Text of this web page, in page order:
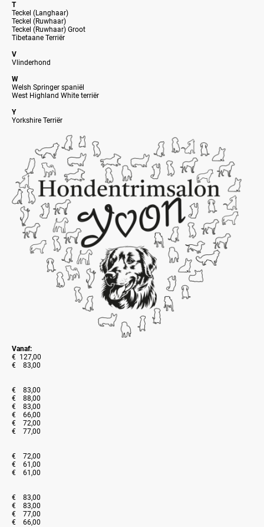
T
Teckel (Langhaar)
Teckel (Ruwhaar)
Teckel (Ruwhaar) Groot
Tibetaane Terriër
V
Vlinderhond
W
Welsh Springer spaniël
West Highland White terriër
Y
Yorkshire Terriër
Vanaf:
€ 127,00
€ 83,00
€ 83,00
€ 88,00
€ 83,00
€ 66,00
€ 72,00
€ 77,00
€ 72,00
€ 61,00
€ 61,00
€ 83,00
€ 83,00
€ 77,00
€ 66,00